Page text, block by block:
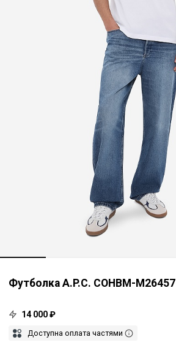
Футболка A.P.C. COHBM-M26457
14 000 ₽
Доступна оплата частями